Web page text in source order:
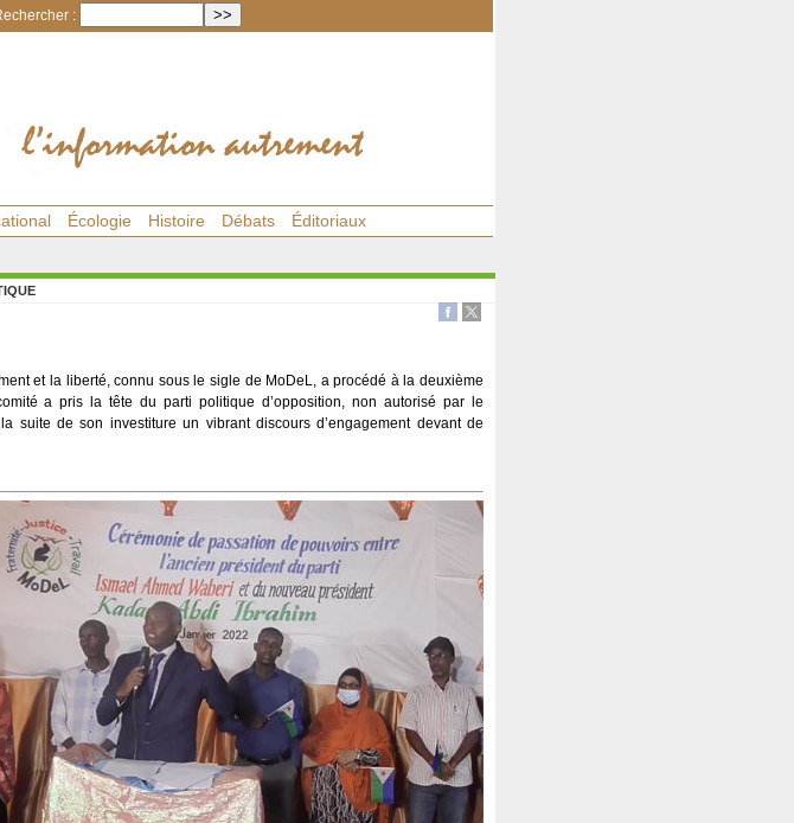
:
Écologie Histoire Débats Éditoriaux
et la liberté, connu sous le sigle de MoDeL, a procédé à la deuxième
a pris la tête du parti politique d’opposition, non autorisé par le
de son investiture un vibrant discours d’engagement devant de